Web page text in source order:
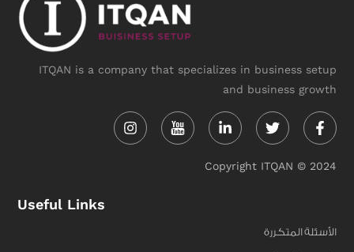
ITQAN is a company that specializes in business setup
and business growth
in f
Copyright ITQAN © 2024
Useful Links
الأسئلة المتكررة